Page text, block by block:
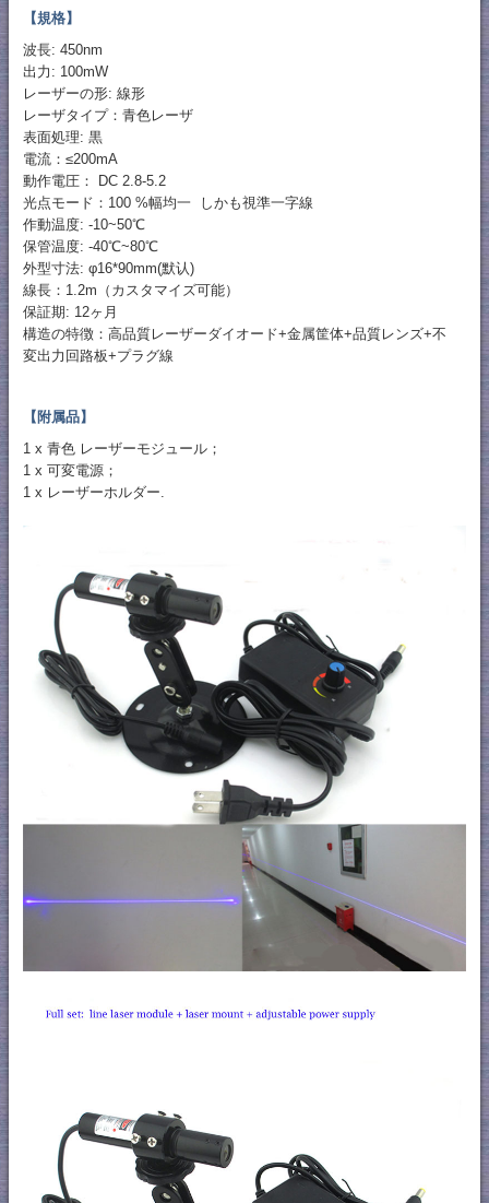
【規格】
波長: 450nm
出力: 100mW
レーザーの形: 線形
レーザタイプ：青色レーザ
表面処理: 黒
電流：≤200mA
動作電圧： DC 2.8-5.2
光点モード：100 %幅均一 しかも視準一字線
作動温度: -10~50℃
保管温度: -40℃~80℃
外型寸法: φ16*90mm(默认)
線長：1.2m（カスタマイズ可能）
保証期: 12ヶ月
構造の特徴：高品質レーザーダイオード+金属筐体+品質レンズ+不
変出力回路板+プラグ線
【附属品】
1 x 青色 レーザーモジュール；
1 x 可変電源；
1 x レーザーホルダー.